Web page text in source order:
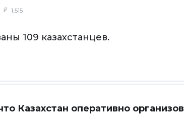
1,515
109 казахстанцев.
Казахстан оперативно